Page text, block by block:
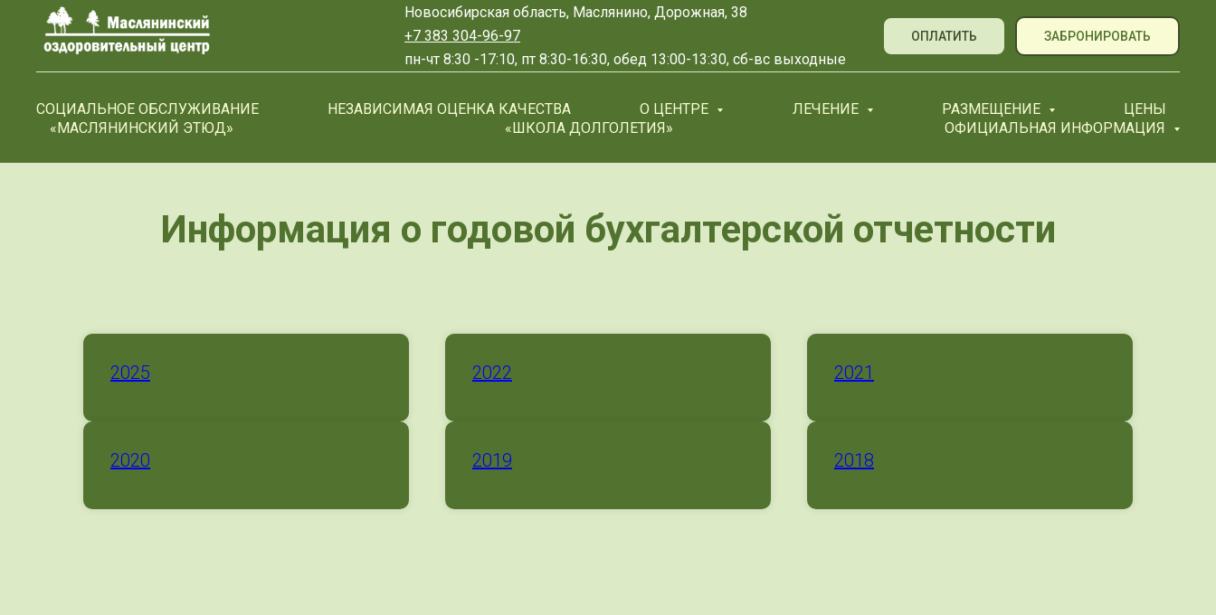
Новосибирская область, Маслянино, Дорожная, 38
+7 383 304-96-97
пн-чт 8:30 -17:10, пт 8:30-16:30, обед 13:00-13:30, сб-вс выходные
ОПЛАТИТЬ ЗАБРОНИРОВАТЬ
СОЦИАЛЬНОЕ ОБСЛУЖИВАНИЕ НЕЗАВИСИМАЯ ОЦЕНКА КАЧЕСТВА О ЦЕНТРЕ ЛЕЧЕНИЕ РАЗМЕЩЕНИЕ
ЦЕНЫ
«МАСЛЯНИНСКИЙ ЭТЮД»
«ШКОЛА ДОЛГОЛЕТИЯ» ОФИЦИАЛЬНАЯ ИНФОРМАЦИЯ
Информация о годовой бухгалтерской отчетности
2025 2022 2021
2020 2019 2018